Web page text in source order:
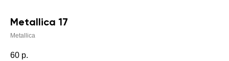
Metallica 17
Metallica
60 р.